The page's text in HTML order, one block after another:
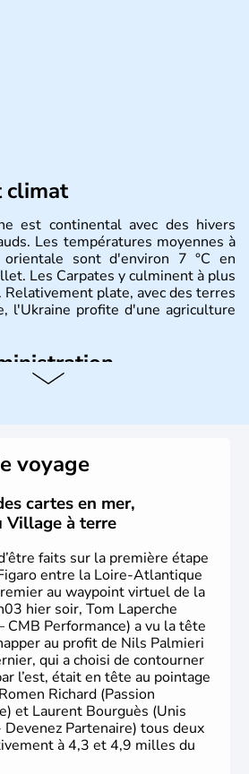
climat
est continental avec des hivers
Les températures moyennes à
orientale sont d'environ 7 °C en
Les Carpates y culminent à plus
plate, avec des terres
l'Ukraine profite d'une agriculture
1991. Sébastopol, Karkhov et
villes d'Ukraine.
voyage
cartes en mer,
Village à terre
faits sur la première étape
entre la Loire-Atlantique
au waypoint virtuel de la
hier soir, Tom Laperche
CMB Performance) a vu la tête
au profit de Nils Palmieri
qui a choisi de contourner
l’est, était en tête au pointage
Richard (Passion
et Laurent Bourguès (Unis
Devenez Partenaire) tous deux
à 4,3 et 4,9 milles du